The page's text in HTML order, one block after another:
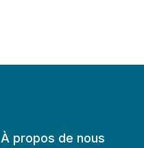
À propos de nous